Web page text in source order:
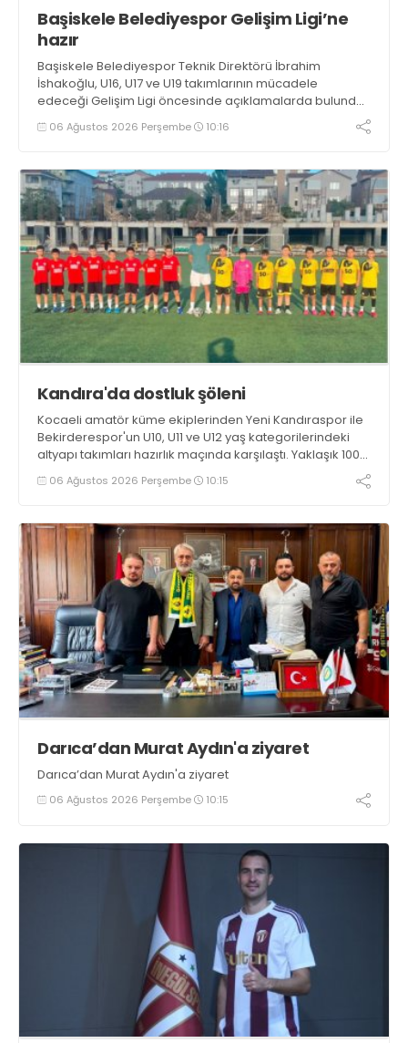
Başiskele Belediyespor Gelişim Ligi’ne
hazır
Başiskele Belediyespor Teknik Direktörü İbrahim
İshakoğlu, U16, U17 ve U19 takımlarının mücadele
edeceği Gelişim Ligi öncesinde açıklamalarda bulundu.
Genç oyuncuların gelişimine dikkat çeken İshakoğlu,
hedeflerinin sadece sonuç almak değil, Türk futboluna
06 Ağustos 2026 Perşembe 10:16
Kandıra'da dostluk şöleni
Kocaeli amatör küme ekiplerinden Yeni Kandıraspor ile
Bekirderespor'un U10, U11 ve U12 yaş kategorilerindeki
altyapı takımları hazırlık maçında karşılaştı. Yaklaşık 100
genç futbolcunun ter döktüğü maçların ardından
sporculara Kandıra'nın yöresel lezzeti mancarlı pide ve
06 Ağustos 2026 Perşembe 10:15
Darıca’dan Murat Aydın'a ziyaret
Darıca’dan Murat Aydın'a ziyaret
06 Ağustos 2026 Perşembe 10:15